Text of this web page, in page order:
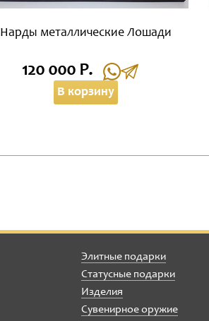
Нарды металлические Лошади
120 000 Р.
В корзину
Элитные подарки
Статусные подарки
Изделия
Сувенирное оружие